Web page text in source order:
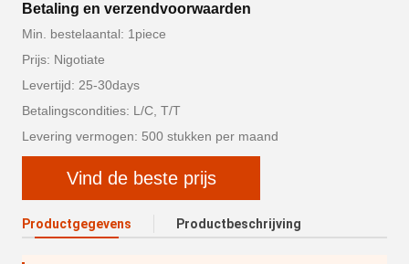
Betaling en verzendvoorwaarden
Min. bestelaantal: 1piece
Prijs: Nigotiate
Levertijd: 25-30days
Betalingscondities: L/C, T/T
Levering vermogen: 500 stukken per maand
Vind de beste prijs
Productgegevens Productbeschrijving